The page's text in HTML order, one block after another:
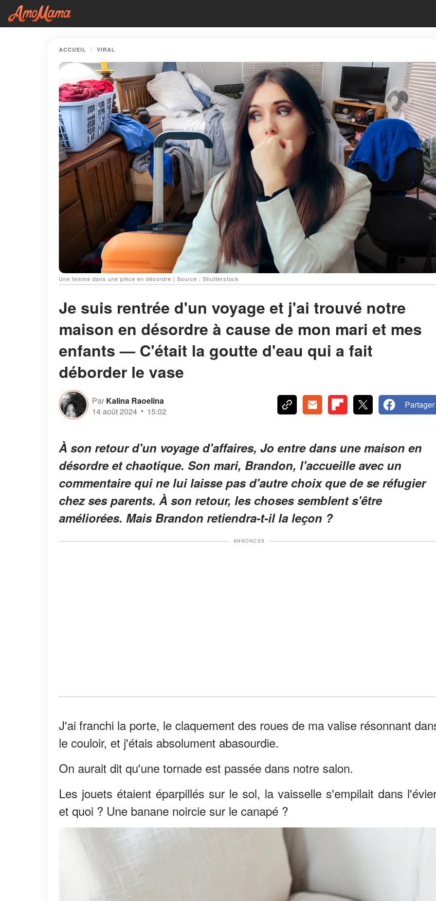
ACCUEIL VIRAL
Une femme dans une pièce en désordre | Source : Shutterstock
Je suis rentrée d'un voyage et j'ai trouvé notre
maison en désordre à cause de mon mari et mes
enfants — C'était la goutte d'eau qui a fait
déborder le vase
Par Kalina Raoelina
14 août 2024
15:02
Partager
À son retour d'un voyage d'affaires, Jo entre dans une maison en
désordre et chaotique. Son mari, Brandon, l'accueille avec un
commentaire qui ne lui laisse pas d'autre choix que de se réfugier
chez ses parents. À son retour, les choses semblent s'être
améliorées. Mais Brandon retiendra-t-il la leçon ?
ANNONCES
J'ai franchi la porte, le claquement des roues de ma valise résonnant
le couloir, et j'étais absolument abasourdie.
On aurait dit qu'une tornade est passée dans notre salon.
Les jouets étaient éparpillés sur le sol, la vaisselle s'empilait dans
et quoi ? Une banane noircie sur le canapé ?